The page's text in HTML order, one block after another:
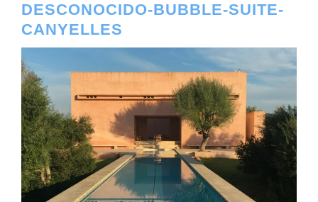
DESCONOCIDO-BUBBLE-SUITE-
CANYELLES